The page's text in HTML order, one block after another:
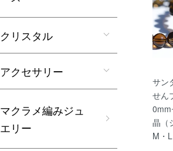
サン
せん
晶（
M・L
クリスタル
アクセサリー
マクラメ編みジュ
エリー